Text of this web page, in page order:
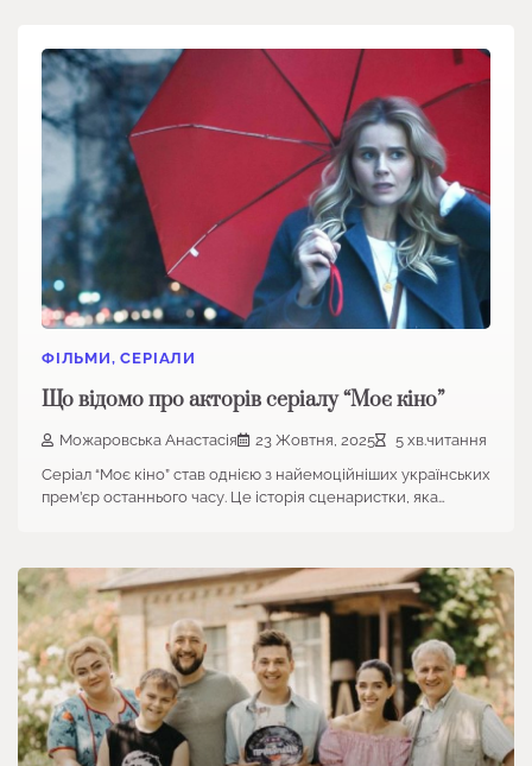
ФІЛЬМИ, СЕРІАЛИ
Що відомо про акторів серіалу “Моє кіно”
Можаровська Анастасія 23 Жовтня, 2025
5 хв.читання
Серіал “Моє кіно” став однією з найемоційніших українських
прем’єр останнього часу. Це історія сценаристки, яка…